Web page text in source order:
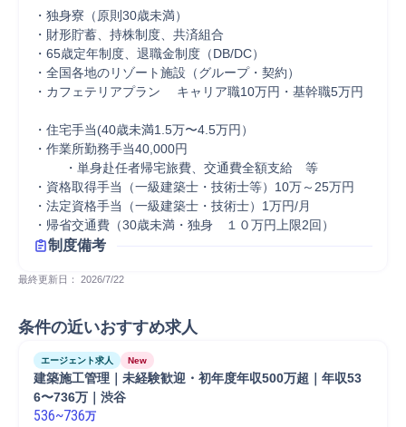
・独身寮（原則30歳未満）
・財形貯蓄、持株制度、共済組合
・65歳定年制度、退職金制度（DB/DC）
・全国各地のリゾート施設（グループ・契約）
・カフェテリアプラン　 キャリア職10万円・基幹職5万円
・住宅手当(40歳未満1.5万〜4.5万円）
・作業所勤務手当40,000円
・単身赴任者帰宅旅費、交通費全額支給　等
・資格取得手当（一級建築士・技術士等）10万～25万円
・法定資格手当（一級建築士・技術士）1万円/月
・帰省交通費（30歳未満・独身　１０万円上限2回）
制度備考
最終更新日： 2026/7/22
条件の近いおすすめ求人
エージェント求人 New
建築施工管理｜未経験歓迎・初年度年収500万超｜年収53
6〜736万｜渋谷
536~736万